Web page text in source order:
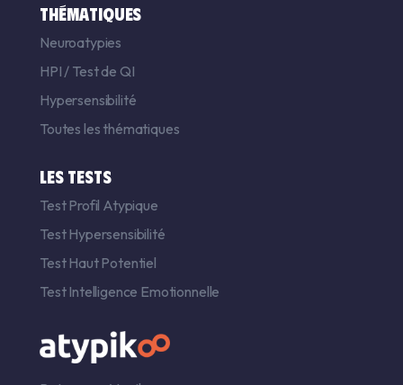
THÉMATIQUES
Neuroatypies
HPI / Test de QI
Hypersensibilité
Toutes les thématiques
LES TESTS
Test Profil Atypique
Test Hypersensibilité
Test Haut Potentiel
Test Intelligence Emotionnelle